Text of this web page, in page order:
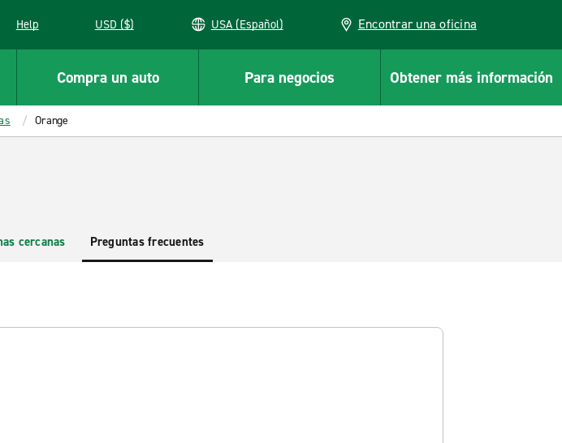
Help USD ($) USA (Español) Encontrar una oficina
Compra un auto Para negocios Obtener más información
Orange
cercanas Preguntas frecuentes